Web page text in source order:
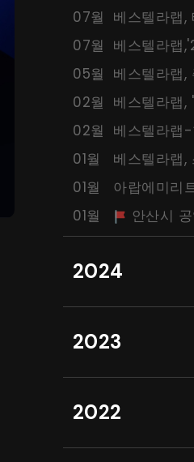
07월 베스텔라랩
07월
05월
02월 베스텔라랩,
02월
01월
베스텔라랩,
01월
아랍에미리
01월
안산시
2024
2023
2022